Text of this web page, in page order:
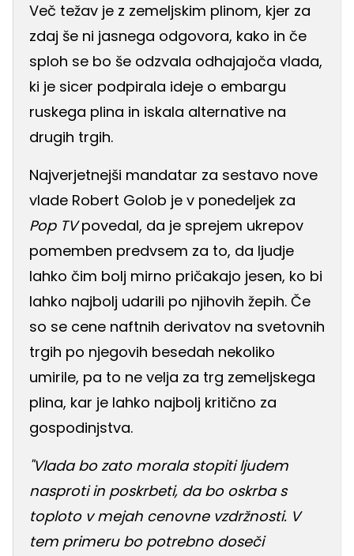
Več težav je z zemeljskim plinom, kjer za
zdaj še ni jasnega odgovora, kako in če
sploh se bo še odzvala odhajajoča vlada,
ki je sicer podpirala ideje o embargu
ruskega plina in iskala alternative na
drugih trgih.
Najverjetnejši mandatar za sestavo nove
vlade Robert Golob je v ponedeljek za
Pop TVpovedal, da je sprejem ukrepov
pomemben predvsem za to, da ljudje
lahko čim bolj mirno pričakajo jesen, ko bi
lahko najbolj udarili po njihovih žepih. Če
so se cene naftnih derivatov na svetovnih
trgih po njegovih besedah nekoliko
umirile, pa to ne velja za trg zemeljskega
plina, kar je lahko najbolj kritično za
gospodinjstva.
"Vlada bo zato morala stopiti ljudem
nasproti in poskrbeti, da bo oskrba s
toploto v mejah cenovne vzdržnosti. V
tem primeru bo potrebno doseči